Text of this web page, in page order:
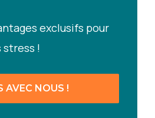
exclusifs pour
stress !
AVEC NOUS !